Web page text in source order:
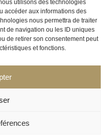
utilisons des technologies
accéder aux informations des
nous permettra de traiter
de navigation ou les ID uniques
de retirer son consentement peut
et fonctions.